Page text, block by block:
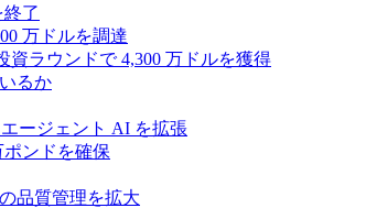
了
万ドルを調達
資ラウンドで 4,300 万ドルを獲得
るか
ージェント AI を拡張
ンドを確保
品質管理を拡大